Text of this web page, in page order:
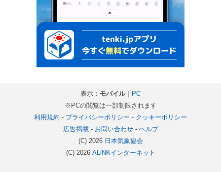
表示： モバイル｜ PC
※PCの閲覧は一部制限されます
利用規約 - プライバシーポリシー - クッキーポリシー
広告掲載- お問い合わせ- ヘルプ
(C) 2026 日本気象協会
(C) 2026 ALiNKインターネット